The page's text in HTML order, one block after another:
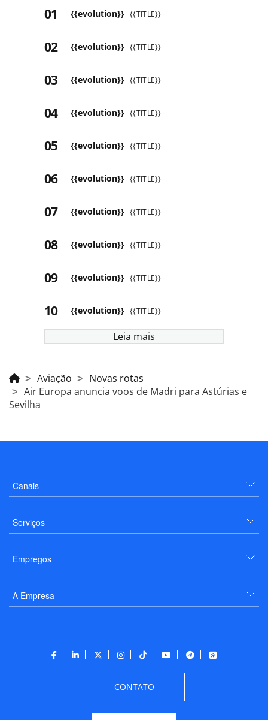
{{evolution}} {{TITLE}}
{{evolution}} {{TITLE}}
{{evolution}} {{TITLE}}
{{evolution}} {{TITLE}}
{{evolution}} {{TITLE}}
{{evolution}} {{TITLE}}
{{evolution}} {{TITLE}}
{{evolution}} {{TITLE}}
{{evolution}} {{TITLE}}
{{evolution}} {{TITLE}}
Leia mais
Aviação
Novas rotas
Air Europa anuncia voos de Madri para Astúrias e
Sevilha
Canais
Serviços
Empregos
A Empresa
CONTATO